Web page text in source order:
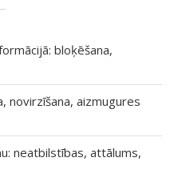
bloķēšana,
novirzīšana, aizmugures
neatbilstības, attālums,